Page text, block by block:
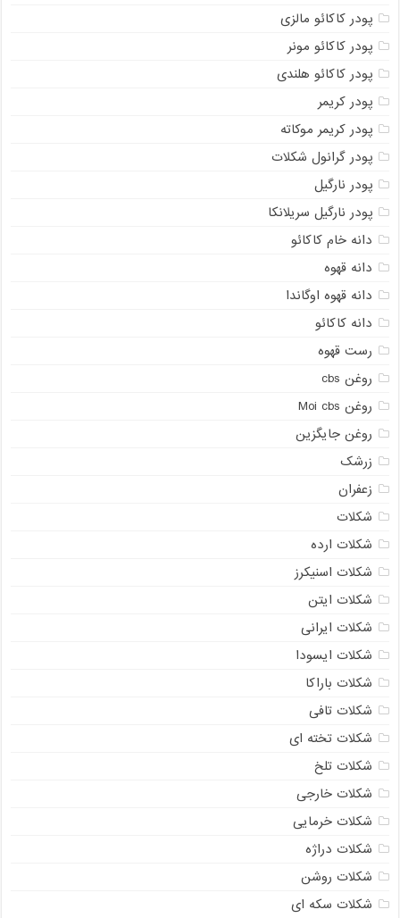
پودر کاکائو مالزی
پودر کاکائو مونر
پودر کاکائو هلندی
پودر کریمر
پودر کریمر موکاته
پودر گرانول شکلات
پودر نارگیل
پودر نارگیل سریلانکا
دانه خام کاکائو
دانه قهوه
دانه قهوه اوگاندا
دانه کاکائو
رست قهوه
روغن cbs
روغن Moi cbs
روغن جایگزین
زرشک
زعفران
شکلات
شکلات ارده
شکلات اسنیکرز
شکلات ایتن
شکلات ایرانی
شکلات ایسودا
شکلات باراکا
شکلات تافی
شکلات تخته ای
شکلات تلخ
شکلات خارجی
شکلات خرمایی
شکلات دراژه
شکلات روشن
شکلات سکه ای